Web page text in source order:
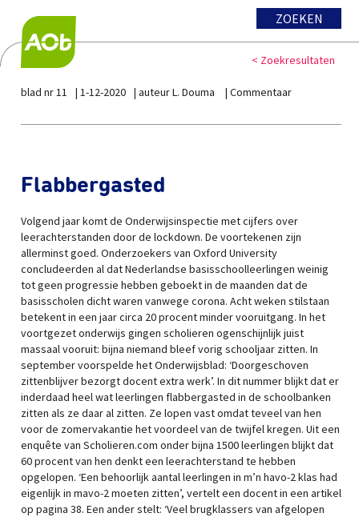
ZOEKEN
< Zoekresultaten
blad nr 11 1-12-2020 auteur L. Douma Commentaar
Flabbergasted
Volgend jaar komt de Onderwijsinspectie met cijfers over
leerachterstanden door de lockdown. De voortekenen zijn
allerminst goed. Onderzoekers van Oxford University
concludeerden al dat Nederlandse basisschoolleerlingen weinig
tot geen progressie hebben geboekt in de maanden dat de
basisscholen dicht waren vanwege corona. Acht weken stilstaan
betekent in een jaar circa 20 procent minder vooruitgang. In het
voortgezet onderwijs gingen scholieren ogenschijnlijk juist
massaal vooruit: bijna niemand bleef vorig schooljaar zitten. In
september voorspelde het Onderwijsblad: ‘Doorgeschoven
zittenblijver bezorgt docent extra werk’. In dit nummer blijkt dat er
inderdaad heel wat leerlingen flabbergasted in de schoolbanken
zitten als ze daar al zitten. Ze lopen vast omdat teveel van hen
voor de zomervakantie het voordeel van de twijfel kregen. Uit een
enquête van Scholieren.com onder bijna 1500 leerlingen blijkt dat
60 procent van hen denkt een leerachterstand te hebben
opgelopen. ‘Een behoorlijk aantal leerlingen in m’n havo-2 klas had
eigenlijk in mavo-2 moeten zitten’, vertelt een docent in een artikel
op pagina 38. Een ander stelt: ‘Veel brugklassers van afgelopen